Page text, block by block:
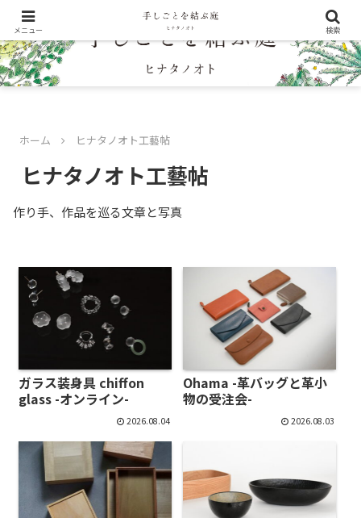
ホーム ヒナタノオト工藝帖
ヒナタノオト工藝帖
作り手、作品を巡る文章と写真
ガラス装身具 chiffon
glass -オンライン-
2026.08.04
Ohama -革バッグと革小
物の受注会-
2026.08.03
メニュー 検索